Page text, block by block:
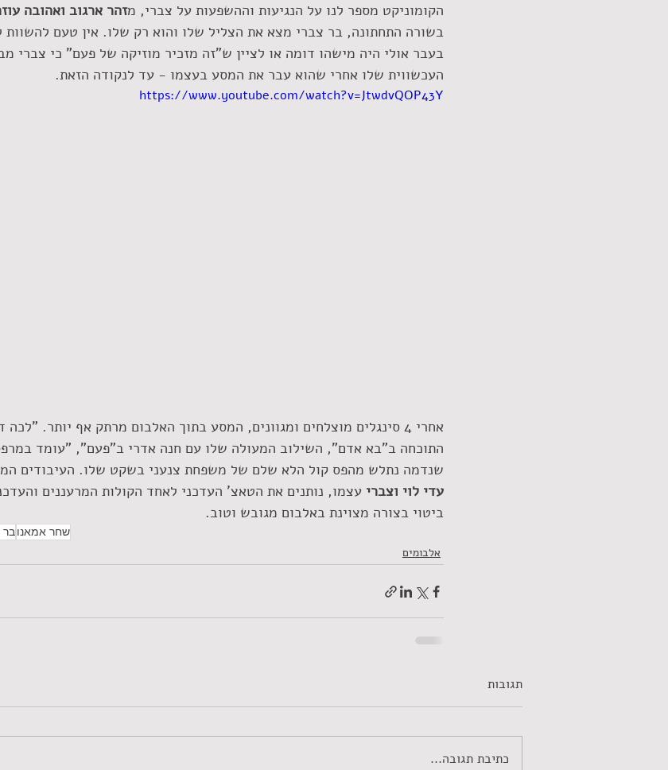
הקומוניקט מספר לנו על הנגיעות וההשפעות על צברי, מזהר ארגוב ואהובה
בשורה התחתונה, בר צברי מצא את הצליל שלו והוא רק שלו. אין טעם להשוות
בעבר אולי היה מישהו דומה או לציין ש"זה מזכיר מוזיקה של פעם" כי צברי
העכשווית שלו אחרי שהוא עבר את המסע בעצמו - עד לנקודה הזאת.
https://www.youtube.com/watch?v=JtwdvQOP43Y
אחרי 4 סינגלים מוצלחים ומגוונים, המסע בתוך האלבום מרתק אף יותר.
התוכחה ב"בא אדם", השילוב המעולה שלו עם חנה אדרי ב"פעם", "עומד
שנדמה נתלש מהפס קול הלא שלם של משפחת צנעני בשקט שלו. העיבודים
עדי לוי וצברי עצמו, נותנים את הטאצ' העדכני לאחד הקולות המרעננים
ביטוי בצורה מצוינת באלבום מגובש וטוב.
שחר אמאנובר
אלבומים
תגובות
כתיבת תגובה...